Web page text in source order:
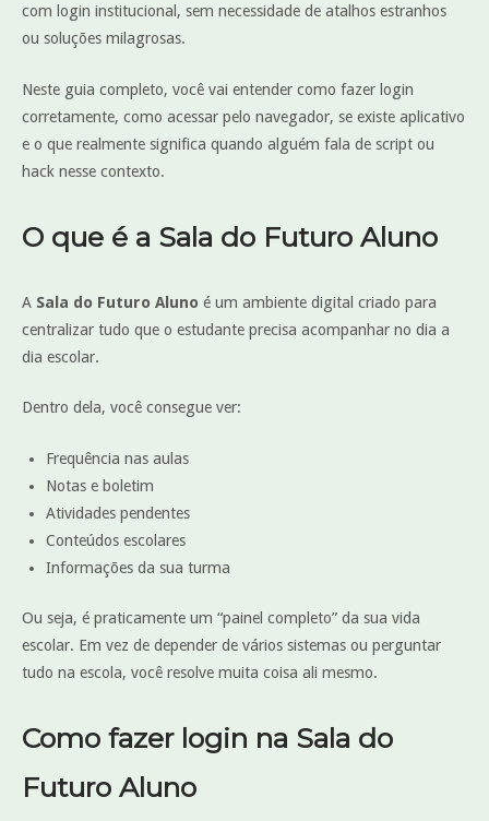
com login institucional, sem necessidade de atalhos estranhos
ou soluções milagrosas.
Neste guia completo, você vai entender como fazer login
corretamente, como acessar pelo navegador, se existe aplicativo
e o que realmente significa quando alguém fala de script ou
hack nesse contexto.
O que é a Sala do Futuro Aluno
A Sala do Futuro Aluno é um ambiente digital criado para
centralizar tudo que o estudante precisa acompanhar no dia a
dia escolar.
Dentro dela, você consegue ver:
Frequência nas aulas
Notas e boletim
Atividades pendentes
Conteúdos escolares
Informações da sua turma
Ou seja, é praticamente um “painel completo” da sua vida
escolar. Em vez de depender de vários sistemas ou perguntar
tudo na escola, você resolve muita coisa ali mesmo.
Como fazer login na Sala do
Futuro Aluno